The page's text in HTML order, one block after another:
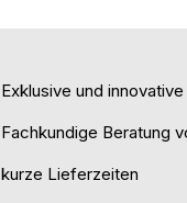
Exklusive und
Fachkundige Beratung
kurze Lieferzeiten